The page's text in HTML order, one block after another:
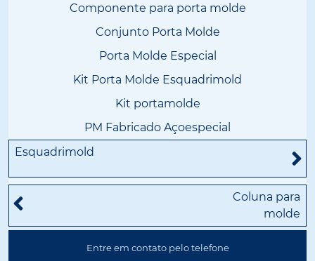
Componente para porta molde
Conjunto Porta Molde
Porta Molde Especial
Kit Porta Molde Esquadrimold
Kit portamolde
PM Fabricado Açoespecial
Esquadrimold
Coluna para
molde
Entre em contato pelo telefone